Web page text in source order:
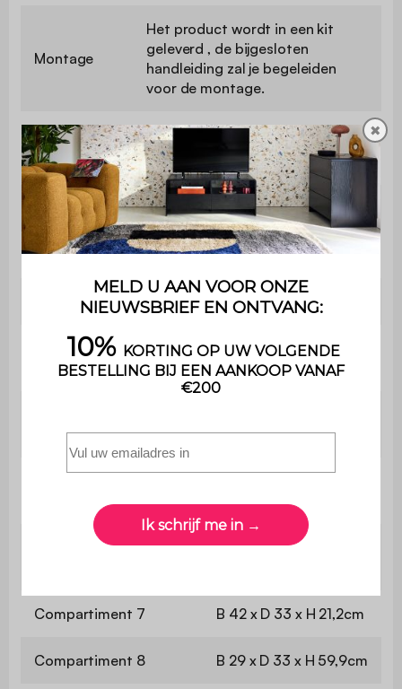
Montage
Het product wordt in een kit
geleverd , de bijgesloten
handleiding zal je begeleiden
voor de montage.
Bibliotheek B 80 x D 35 x H 180cm
Dikte paneel 2,5cm / 1,5cm
Compartiment 1 B 42 x D 33x H 72cm
Compartiment 2 B 29 x D 33 x H 30cm
Compartiment 3
B 29 x D 33 x H
38,8cm
28,8cm
28,8cm
B 42 x D 33 x H 35,5
Compartiment 7 B 42 x D 33 x H 21,2cm
Compartiment 8 B 29 x D 33 x H 59,9cm
✖